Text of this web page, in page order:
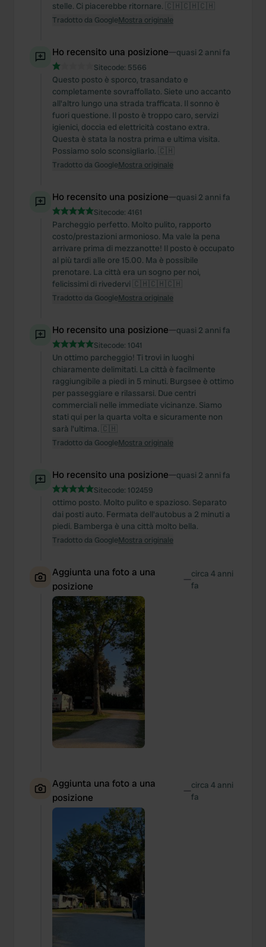
stelle. Ci piacerebbe ritornare. 🇨🇭🇨🇭🇨🇭
Tradotto da GoogleMostra originale
Ho recensito una posizione—quasi 2 anni fa
Sitecode: 5566
Questo posto è sporco, trasandato e
completamente sovraffollato. Siete uno accanto
all'altro lungo una strada trafficata. Il sonno è
fuori questione. Il posto è troppo caro, servizi
igienici, doccia ed elettricità costano extra.
Questa è stata la nostra prima e ultima visita.
Possiamo solo sconsigliarlo. 🇨🇭
Tradotto da GoogleMostra originale
Ho recensito una posizione—quasi 2 anni fa
Sitecode: 4161
Parcheggio perfetto. Molto pulito, rapporto
costo/prestazioni armonioso. Ma vale la pena
arrivare prima di mezzanotte! Il posto è occupato
al più tardi alle ore 15.00. Ma è possibile
prenotare. La città era un sogno per noi,
felicissimi di rivedervi 🇨🇭🇨🇭🇨🇭
Tradotto da GoogleMostra originale
Ho recensito una posizione—quasi 2 anni fa
Sitecode: 1041
Un ottimo parcheggio! Ti trovi in luoghi
chiaramente delimitati. La città è facilmente
raggiungibile a piedi in 5 minuti. Burgsee è ottimo
per passeggiare e rilassarsi. Due centri
commerciali nelle immediate vicinanze. Siamo
stati qui per la quarta volta e sicuramente non
sarà l'ultima. 🇨🇭
Tradotto da GoogleMostra originale
Ho recensito una posizione—quasi 2 anni fa
Sitecode: 102459
ottimo posto. Molto pulito e spazioso. Separato
dai posti auto. Fermata dell'autobus a 2 minuti a
piedi. Bamberga è una città molto bella.
Tradotto da GoogleMostra originale
Aggiunta una foto a una
posizione
—circa 4 anni
fa
Aggiunta una foto a una
posizione
—circa 4 anni
fa